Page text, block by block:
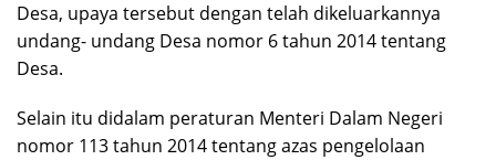
Desa, upaya tersebut dengan telah dikeluarkannya
undang- undang Desa nomor 6 tahun 2014 tentang
Desa.
Selain itu didalam peraturan Menteri Dalam Negeri
nomor 113 tahun 2014 tentang azas pengelolaan